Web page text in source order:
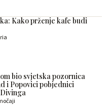
Kako prženje kafe budi
bio svjetska pozornica
i Popovici pobjednici